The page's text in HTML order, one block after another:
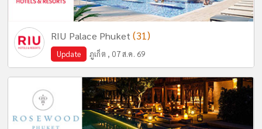
RIU Palace Phuket(31)
Update ภูเก็ต , 07 ส.ค. 69